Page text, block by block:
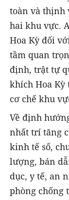
toàn và thịnh
hai khu vực.
Hoa Kỳ đối
tầm quan
định, trật tự
khích Hoa Kỳ
cơ chế khu
Về định
nhất trí tăng
kinh tế số,
lượng, bán
dục, y tế, an
phòng chống